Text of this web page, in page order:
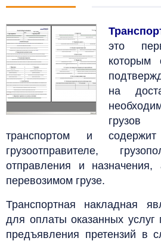
это
которым
на
грузов
транспортом и
грузоотправителе,
отправления и
перевозимом грузе.
Транспортная накладная
для оплаты оказанных услуг
предъявления претензий в